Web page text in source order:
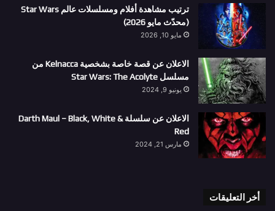
ترتيب مشاهدة أفلام ومسلسلات عالم Star Wars
(محدّث مايو 2026)
مايو 10, 2026
الاعلان عن قصة خاصة بشخصية Kelnacca من
مسلسل Star Wars: The Acolyte
يونيو 9, 2024
الاعلان عن سلسلة Darth Maul – Black, White &
Red
مارس 21, 2024
أخر التعليقات